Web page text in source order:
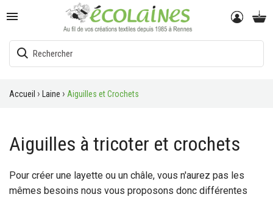

Accueil Laine Aiguilles et Crochets
Aiguilles à tricoter et crochets
Pour créer une layette ou un châle, vous n'aurez pas les
mêmes besoins nous vous proposons donc différentes